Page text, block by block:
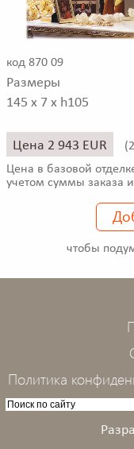
код 870 09
Размеры
145 x 7 x h105
Цена 2 943 EUR (
Цена в базовой
учетом суммы заказа
чтобы
Политика